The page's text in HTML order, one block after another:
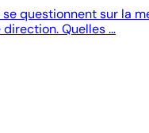
questionnent sur la
Quelles …